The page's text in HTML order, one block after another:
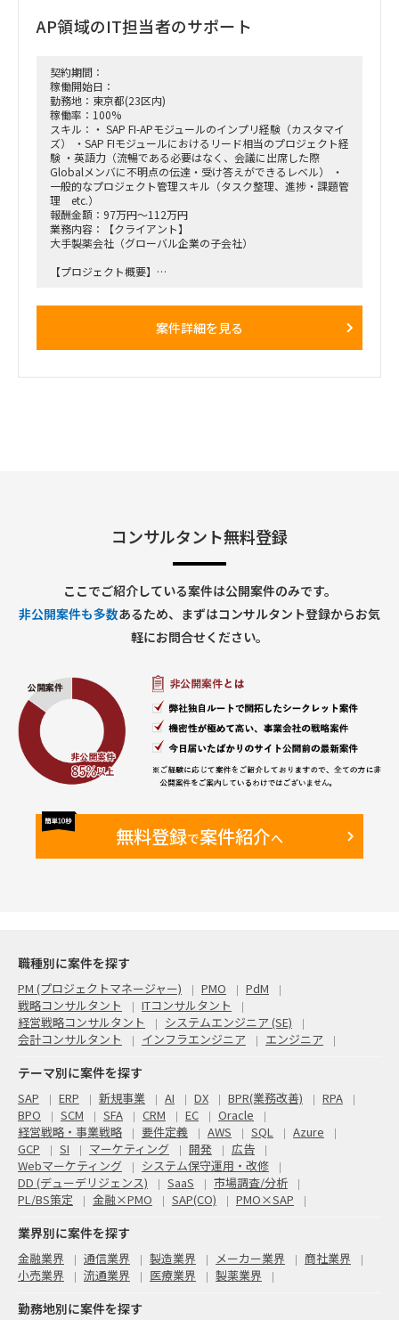
・当該プロジェクトのBiz支援としてUAT実行、業務設計、マ
ニュアル修正等のドキュメンテーション、トレーニング支援を
【期間】
・26年1月以降～終了時期未定（Go Liveは2027年1月予定）
【働き方】
・オンサイト・リモート併用
・ 現状週1日のオンサイト予定（汐留のクライアントオフィ
ス）
AP領域のIT担当者のサポート
契約期間：
稼働開始日：
勤務地：東京都(23区内)
稼働率：100%
スキル：・ SAP FI-APモジュールのインプリ経験（カスタマイ
ズ） ・SAP FIモジュールにおけるリード相当のプロジェクト経
験 ・英語力（流暢である必要はなく、会議に出席した際
Globalメンバに不明点の伝達・受け答えができるレベル） ・
一般的なプロジェクト管理スキル（タスク整理、進捗・課題管
理 etc.）
報酬金額：97万円～112万円
業務内容：【クライアント】
大手製薬会社（グローバル企業の子会社）
【プロジェクト概要】
グ、移行データ準備、移行リハ実行支援 等）
・ IT関連トピックにかかわるグローバルメンバとのコミュニ
【期間】
・26年1月～終了時期未定（Go Liveは2026年10月予定）
【備考】
・既に元請のBPさんがAA担当として2年弱参画している
Finance領域に参画いただき、同様のロールを担っていただき
案件詳細を見る
コンサルタント無料登録
ここでご紹介している案件は公開案件のみです。
非公開案件も多数あるため、まずはコンサルタント登録からお気
軽にお問合せください。
無料登録で案件紹介へ
職種別に案件を探す
PM (プロジェクトマネージャー) PMO
PdM
戦略コンサルタント
ITコンサルタント
経営戦略コンサルタント
システムエンジニア (SE)
会計コンサルタント
インフラエンジニア エンジニア
テーマ別に案件を探す
SAP ERP 新規事業 AI DX BPR(業務改善)
RPA
BPO
SCM SFA CRM EC
Oracle
経営戦略・事業戦略
要件定義 AWS SQL
Azure
GCP
SI マーケティング 開発
広告
Webマーケティング
システム保守運用・改修
DD (デューデリジェンス)
SaaS
市場調査/分析
PL/BS策定
金融×PMO SAP(CO) PMO×SAP
業界別に案件を探す
金融業界 通信業界 製造業界 メーカー業界
商社業界
小売業界
流通業界 医療業界 製薬業界
勤務地別に案件を探す